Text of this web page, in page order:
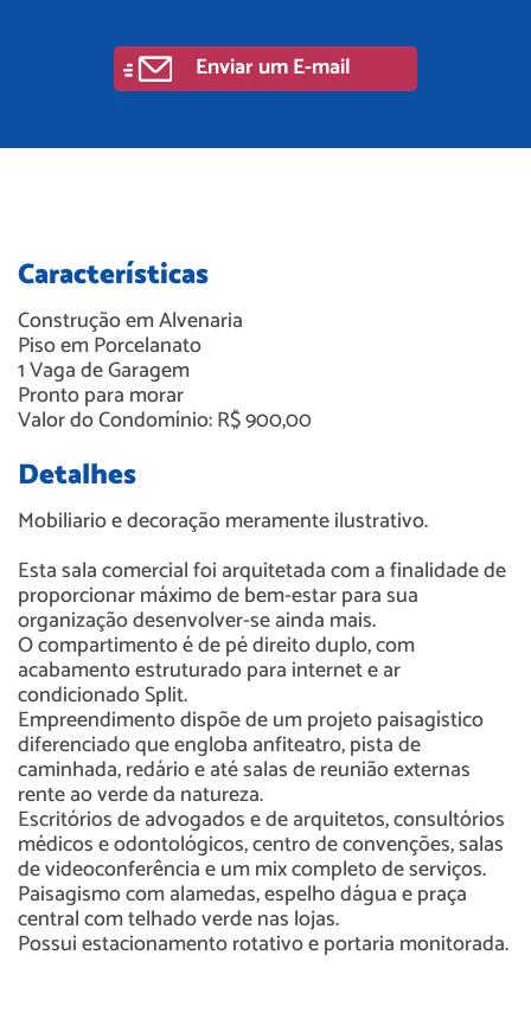
Enviar um E-mail
Características
Construção emAlvenaria
Piso emPorcelanato
1Vaga de Garagem
Pronto para morar
Valor do Condomínio: R$ 900,00
Detalhes
Mobiliario e decoração meramente ilustrativo.
Esta sala comercial foi arquitetada com a finalidade de
proporcionar máximo de bem-estar para sua
organização desenvolver-se ainda mais.
O compartimento é de pé direito duplo, com
acabamento estruturado para internet e ar
condicionado Split.
Empreendimento dispõe de um projeto paisagístico
diferenciado que engloba anfiteatro, pista de
caminhada, redário e até salas de reunião externas
rente ao verde da natureza.
Escritórios de advogados e de arquitetos, consultórios
médicos e odontológicos, centro de convenções, salas
de videoconferência e um mix completo de serviços.
Paisagismo com alamedas, espelho dágua e praça
central com telhado verde nas lojas.
Possui estacionamento rotativo e portaria monitorada.